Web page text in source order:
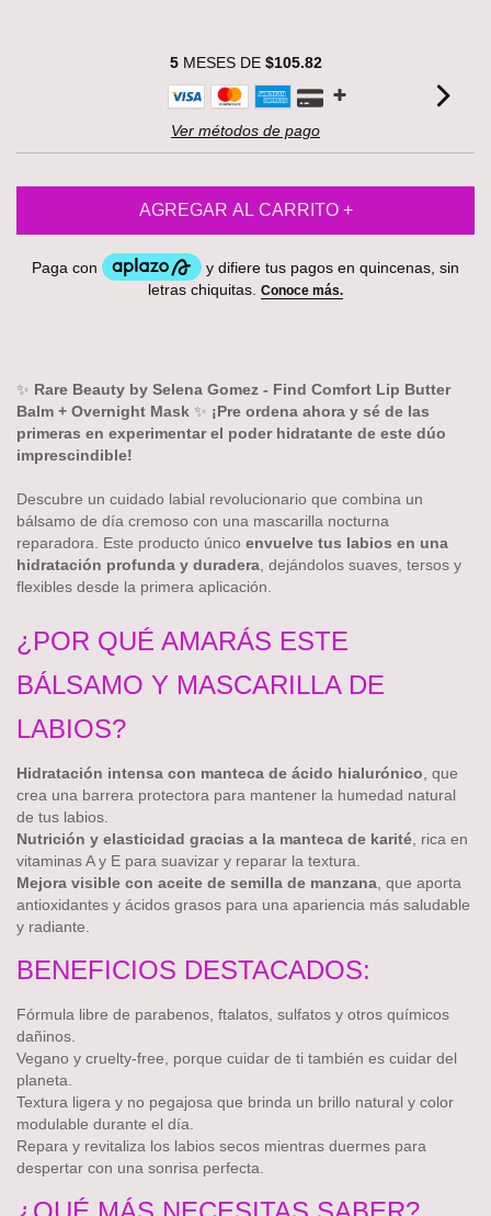
5MESES DE $105.82
Ver métodos de pago
✨ Rare Beauty by Selena Gomez - Find Comfort Lip Butter
Balm + Overnight Mask ✨ ¡Pre ordena ahora y sé de las
primeras en experimentar el poder hidratante de este dúo
imprescindible!
Descubre un cuidado labial revolucionario que combina un
bálsamo de día cremoso con una mascarilla nocturna
reparadora. Este producto único envuelve tus labios en una
hidratación profunda y duradera , dejándolos suaves, tersos y
flexibles desde la primera aplicación.
¿POR QUÉ AMARÁS ESTE
BÁLSAMO Y MASCARILLA DE
LABIOS?
Hidratación intensa con manteca de ácido hialurónico , que
crea una barrera protectora para mantener la humedad natural
de tus labios.
Nutrición y elasticidad gracias a la manteca de karité , rica en
vitaminas A y E para suavizar y reparar la textura.
Mejora visible con aceite de semilla de manzana , que aporta
antioxidantes y ácidos grasos para una apariencia más saludable
y radiante.
BENEFICIOS DESTACADOS:
Fórmula libre de parabenos, ftalatos, sulfatos y otros químicos
dañinos.
Vegano y cruelty-free, porque cuidar de ti también es cuidar del
planeta.
Textura ligera y no pegajosa que brinda un brillo natural y color
modulable durante el día.
Repara y revitaliza los labios secos mientras duermes para
despertar con una sonrisa perfecta.